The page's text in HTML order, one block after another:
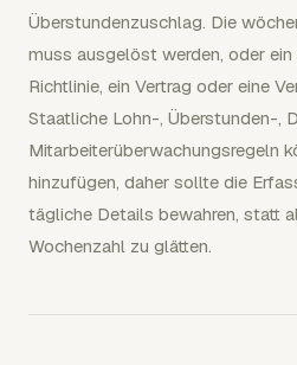
Überstundenzuschlag. Die
muss ausgelöst werden, oder ein
Richtlinie, ein Vertrag oder eine
Staatliche Lohn-, Überstunden-,
Mitarbeiterüberwachungsregeln
hinzufügen, daher sollte die
tägliche Details bewahren, statt
Wochenzahl zu glätten.